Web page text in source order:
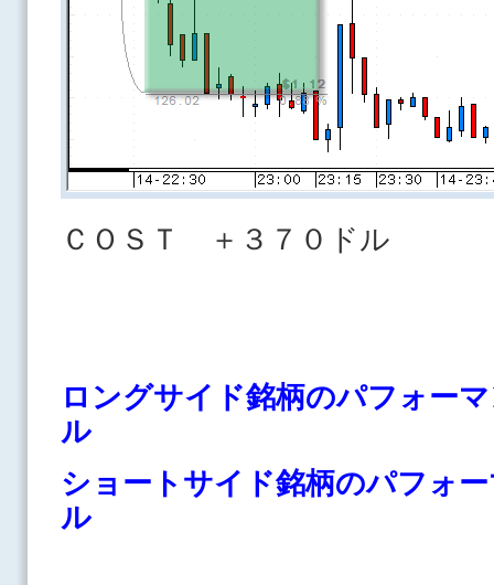
ＣＯＳＴ ＋３７０ドル
ロングサイド銘柄のパフォー
ル
ショートサイド銘柄のパフォ
ル